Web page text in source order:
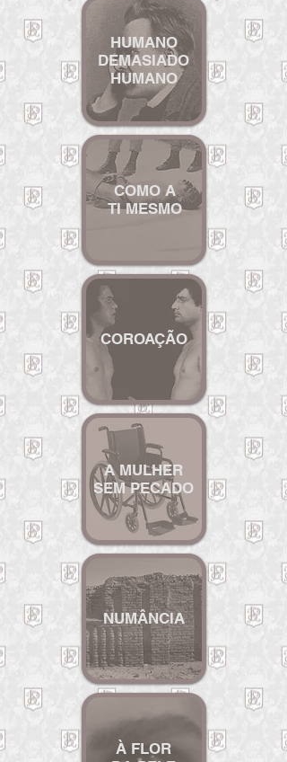
HUMANO
DEMASIADO
HUMANO
COMO A
TI MESMO
COROAÇÃO
A MULHER
SEM PECADO
NUMÂNCIA
À FLOR